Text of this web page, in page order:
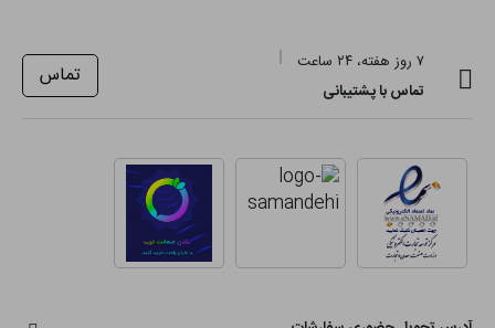
۷ روز هفته، ۲۴ ساعت
تماس با پشتیبانی
تماس